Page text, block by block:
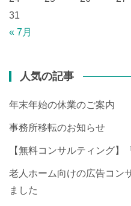
« 7月
31
人気の記事
年末年始の休業のご案内
事務所移転のお知らせ
【無料コンサルティング】
老人ホーム向けの広告コン
ました